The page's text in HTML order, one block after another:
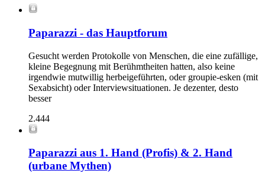
Paparazzi - das Hauptforum
Gesucht werden Protokolle von Menschen, die eine zufällige,
kleine Begegnung mit Berühmtheiten hatten, also keine
irgendwie mutwillig herbeigeführten, oder groupie-esken (mit
Sexabsicht) oder Interviewsituationen. Je dezenter, desto
besser
2.444
Paparazzi aus 1. Hand (Profis) & 2. Hand
(urbane Mythen)